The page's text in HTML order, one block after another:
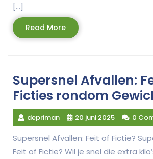
[…]
Read MoreRead
More
Supersnel Afvallen:
Ficties rondom
depriman 20 juni 2025 0
Supersnel Afvallen: Feit of Fictie?
Feit of Fictie? Wil je snel die extra